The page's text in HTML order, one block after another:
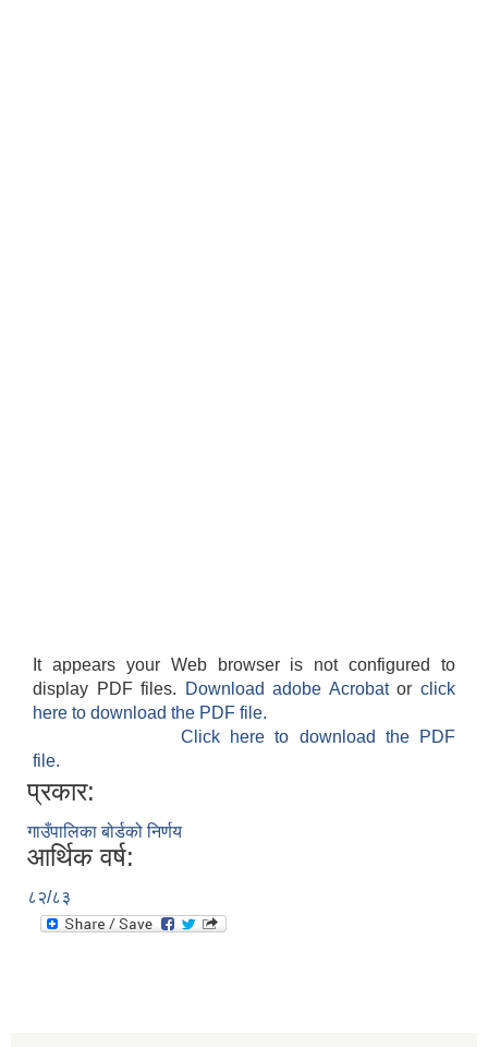
It appears your Web browser is not configured to
display PDF files.
Download adobe Acrobatorclick
here to download the PDF file.
Click here to download the PDF
file.
प्रकार:
गाउँपालिका बोर्डको निर्णय
आर्थिक वर्ष:
८२/८३